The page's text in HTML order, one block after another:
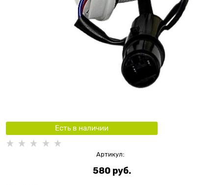
Есть в наличии
Артикул:
580 руб.